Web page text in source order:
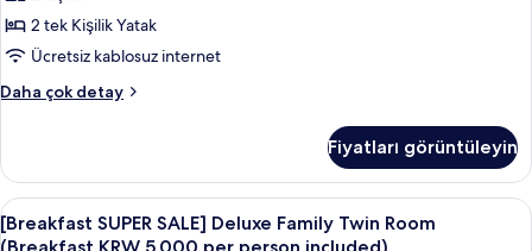
daha
detay
(Breakfast
KRW
5,000
per
included)
için
tüm
fotoğrafları
2 tek Kişilik Yatak
Ücretsiz kablosuz internet
Daha çok detay
[Breakfast
Twin
Room
(Breakfast
KRW
Fiyatları görüntüleyin
[Breakfast
SUPER
Kaliteli yatak takımı, kuştüyü yorgan,
8
[Breakfast SUPER SALE] Deluxe Family Twin Room
(Breakfast KRW 5,000 per person included)